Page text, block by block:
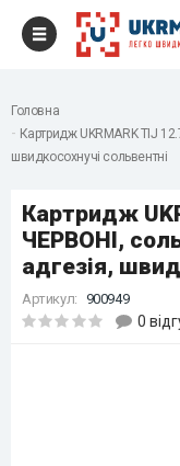
Головна
Картридж UKRMARK TIJ
швидкосохнучі сольвентні
Картридж
ЧЕРВОНІ,
адгезія,
Артикул: 900949
0